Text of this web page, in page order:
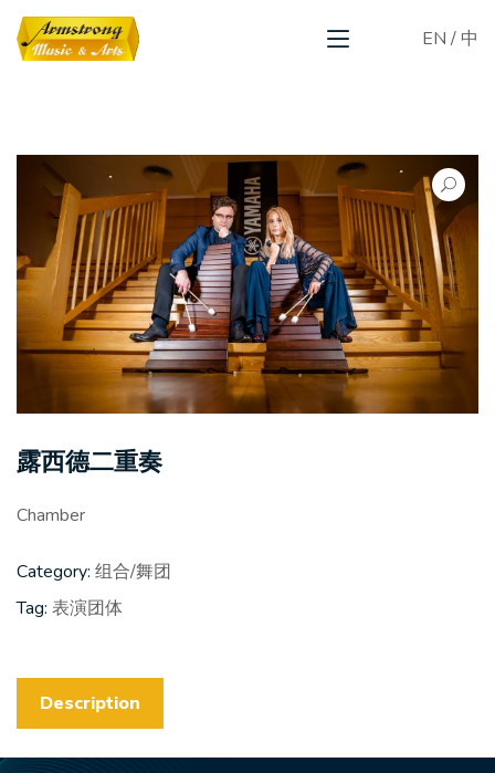
EN / 中
露西德二重奏
Chamber
Category: 组合/舞团
Tag: 表演团体
Description